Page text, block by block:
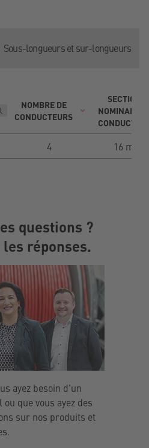
Sous-longueurs et sur-longueurs
NOMBRE DE
CONDUCTEURS
SECTION
NOMINALE
4 16 mm²
questions ?
réponses.
ayez besoin d'un
ou que vous ayez des
sur nos produits et